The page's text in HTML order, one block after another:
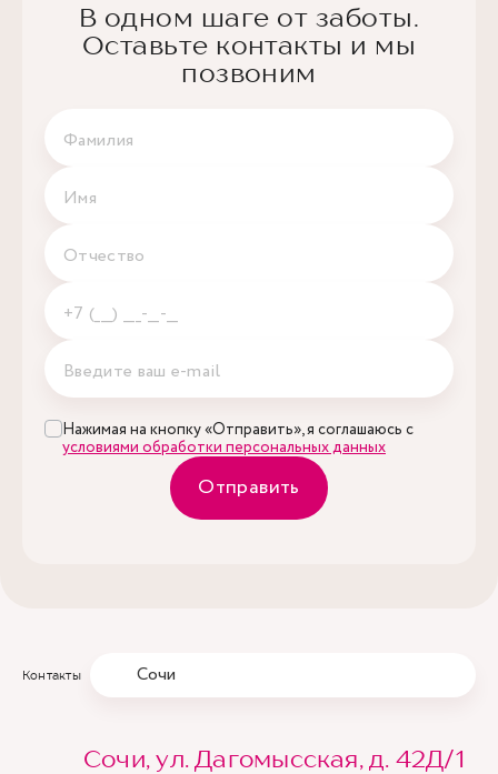
В одном шаге от заботы.
Оставьте контакты и мы
позвоним
Нажимая на кнопку «Отправить», я соглашаюсь с
условиями обработки персональных данных
Отправить
Контакты Сочи
Сочи, ул. Дагомысская, д. 42Д/1